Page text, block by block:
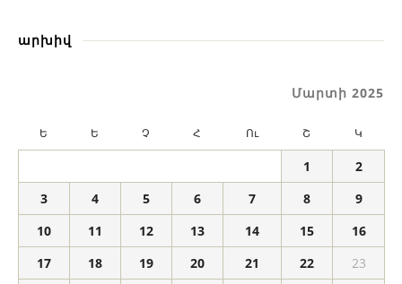
արխիվ
Մարտի 2025
Ե Ե Չ Հ Ու Շ Կ
1
2
3
4 5 6 7 8
9
10
11 12 13 14 15
16
17
18 19 20 21 22 23